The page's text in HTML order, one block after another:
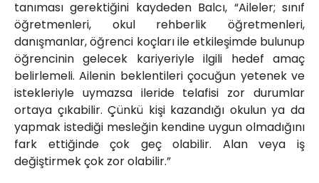
tanıması gerektiğini kaydeden Balcı, “Aileler; sınıf
öğretmenleri, okul rehberlik öğretmenleri,
danışmanlar, öğrenci koçları ile etkileşimde bulunup
öğrencinin gelecek kariyeriyle ilgili hedef amaç
belirlemeli. Ailenin beklentileri çocuğun yetenek ve
istekleriyle uymazsa ileride telafisi zor durumlar
ortaya çıkabilir. Çünkü kişi kazandığı okulun ya da
yapmak istediği mesleğin kendine uygun olmadığını
fark ettiğinde çok geç olabilir. Alan veya iş
değiştirmek çok zor olabilir.”